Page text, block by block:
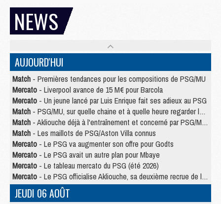
NEWS
AUJOURD'HUI
Match - Premières tendances pour les compositions de PSG/MU
Mercato - Liverpool avance de 15 M€ pour Barcola
Mercato - Un jeune lancé par Luis Enrique fait ses adieux au PSG
Match - PSG/MU, sur quelle chaine et à quelle heure regarder le match ?
Match - Akliouche déjà à l'entraînement et concerné par PSG/MU ?
Match - Les maillots de PSG/Aston Villa connus
Mercato - Le PSG va augmenter son offre pour Godts
Mercato - Le PSG avait un autre plan pour Mbaye
Mercato - Le tableau mercato du PSG (été 2026)
Mercato - Le PSG officialise Akliouche, sa deuxième recrue de l’été
JEUDI 06 AOÛT